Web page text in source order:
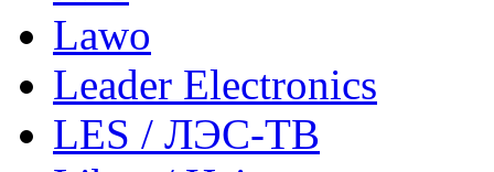
Lawo
Leader Electronics
LES / ЛЭС-ТВ